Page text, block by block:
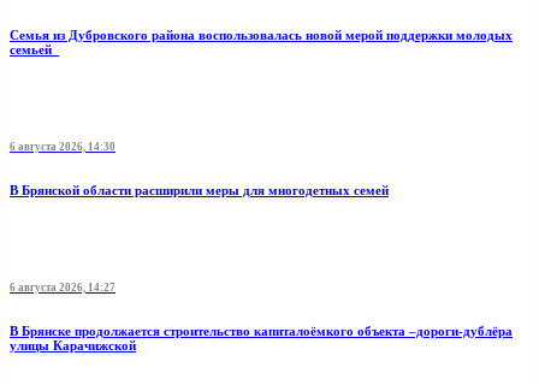
Семья из Дубровского района воспользовалась новой мерой поддержки молодых
семьей
6 августа 2026, 14:30
В Брянской области расширили меры для многодетных семей
6 августа 2026, 14:27
В Брянске продолжается строительство капиталоёмкого объекта –дороги-дублёра
улицы Карачижской